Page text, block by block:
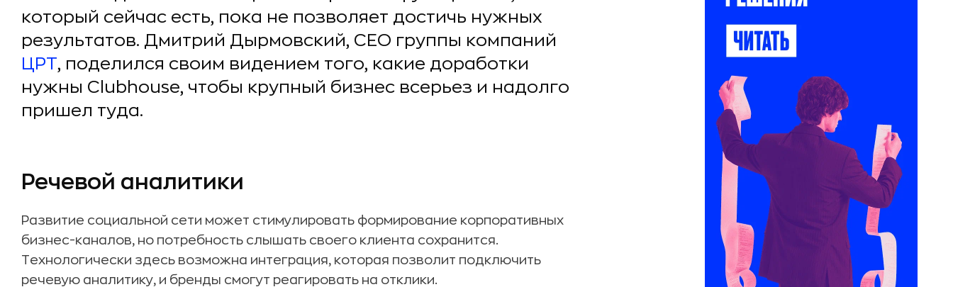
который сейчас есть, пока не позволяет достичь нужных
результатов. Дмитрий Дырмовский, CEO группы компаний
ЦРТ, поделился своим видением того, какие доработки
нужны Clubhouse, чтобы крупный бизнес всерьез и надолго
пришел туда.
Речевой аналитики
Развитие социальной сети может стимулировать формирование корпоративных
бизнес-каналов, но потребность слышать своего клиента сохранится.
Технологически здесь возможна интеграция, которая позволит подключить
речевую аналитику, и бренды смогут реагировать на отклики.